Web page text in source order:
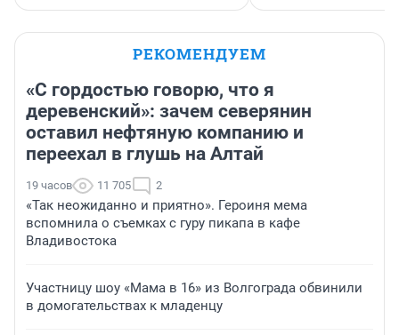
РЕКОМЕНДУЕМ
«С гордостью говорю, что я
деревенский»: зачем северянин
оставил нефтяную компанию и
переехал в глушь на Алтай
19 часов 11 705 2
«Так неожиданно и приятно». Героиня мема
вспомнила о съемках с гуру пикапа в кафе
Владивостока
Участницу шоу «Мама в 16» из Волгограда обвинили
в домогательствах к младенцу